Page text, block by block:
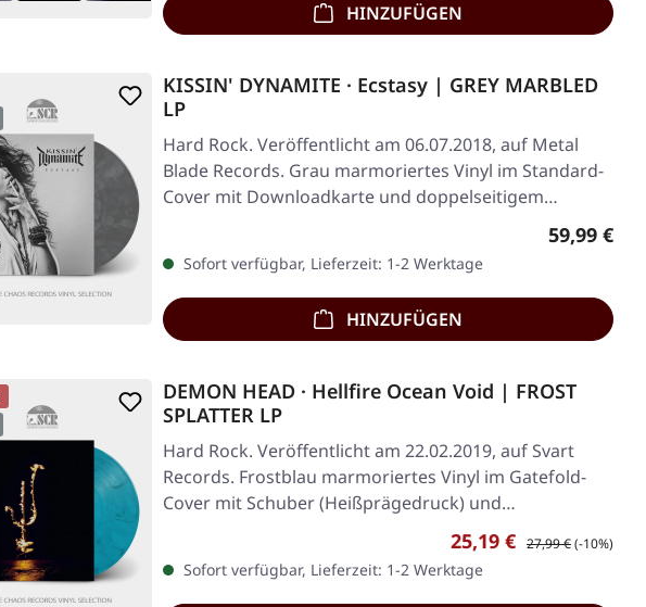
HINZUFÜGEN
KISSIN' DYNAMITE · Ecstasy | GREY MARBLED
LP
Hard Rock. Veröffentlicht am 06.07.2018, auf Metal
Blade Records. Grau marmoriertes Vinyl im Standard-
Cover mit Downloadkarte und doppelseitigem…
Regulärer
59,99 €
Sofort verfügbar, Lieferzeit: 1-2 Werktage
HINZUFÜGEN
DEMON HEAD · Hellfire Ocean Void | FROST
SPLATTER LP
Hard Rock. Veröffentlicht am 22.02.2019, auf Svart
Records. Frostblau marmoriertes Vinyl im Gatefold-
Cover mit Schuber (Heißprägedruck) und…
Verkaufspreis:
25,19 € Regulärer Preis:
27,99 €(-10%)
Sofort verfügbar, Lieferzeit: 1-2 Werktage